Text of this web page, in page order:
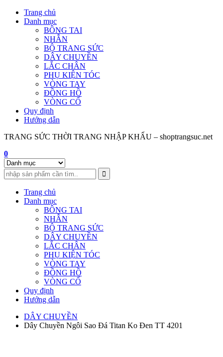
Skip
Trang chủ
Danh mục
BÔNG TAI
NHẪN
BỘ TRANG SỨC
DÂY CHUYỀN
LẮC CHÂN
PHỤ KIỆN TÓC
VÒNG TAY
ĐỒNG HỒ
VÒNG CỔ
Quy định
Hướng dẫn
TRANG SỨC THỜI TRANG NHẬP KHẨU – shoptrangsuc.net
0
Trang chủ
Danh mục
BÔNG TAI
NHẪN
BỘ TRANG SỨC
DÂY CHUYỀN
LẮC CHÂN
PHỤ KIỆN TÓC
VÒNG TAY
ĐỒNG HỒ
VÒNG CỔ
Quy định
Hướng dẫn
DÂY CHUYỀN
Dây Chuyền Ngôi Sao Đá Titan Ko Đen TT 4201